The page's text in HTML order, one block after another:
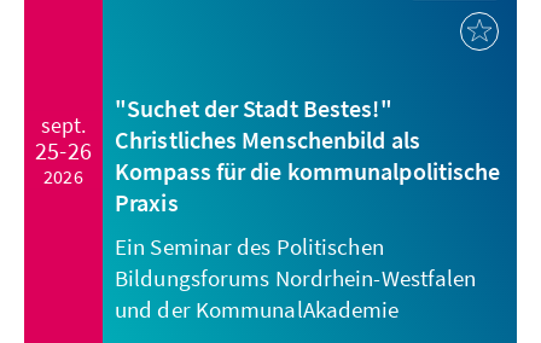
sept.
25-26
2026
"Suchet der Stadt Bestes!"
Christliches Menschenbild als
Kompass für die kommunalpolitische
Praxis
Ein Seminar des Politischen
Bildungsforums Nordrhein-Westfalen
und der KommunalAkademie